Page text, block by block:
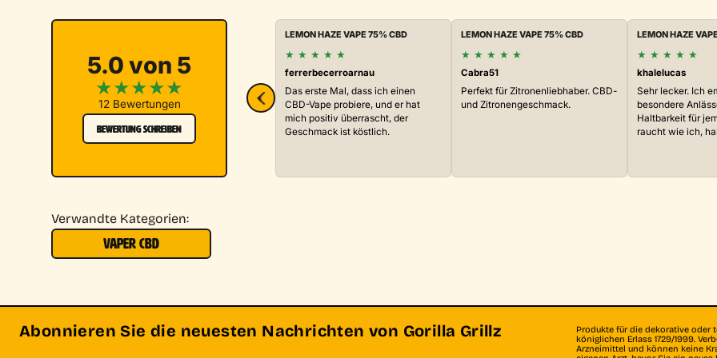
5.0 von 5
★★★★★
12 Bewertungen
BEWERTUNG SCHREIBEN
LEMON HAZE VAPE 75% CBD
★ ★ ★ ★ ★
ferrerbecerroarnau
Das erste Mal, dass ich einen
CBD-Vape probiere, und er hat
mich positiv überrascht, der
Geschmack ist köstlich.
LEMON HAZE VAPE 75% CBD
★ ★ ★ ★ ★
Cabra51
Perfekt für Zitronenliebhaber. CBD-
und Zitronengeschmack.
LEMON HAZE
★ ★ ★ ★ ★
khalelucas
Sehr lecker. Ich
besondere
Haltbarkeit für
raucht wie ich,
Verwandte Kategorien:
VAPER CBD
Abonnieren Sie die neuesten Nachrichten von Gorilla Grillz Produkte für die dekorative oder
königlichen Erlass 1729/1999.
Arzneimittel und können keine